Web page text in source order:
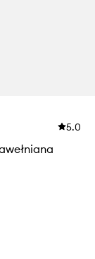
5.0